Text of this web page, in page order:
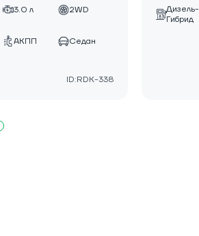
3.0 л 2WD
АКПП Седан
ID:RDK-338
Дизель-
Гибрид